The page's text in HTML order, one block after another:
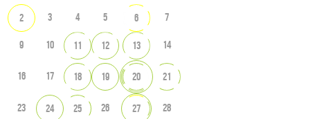
2 3 4 5 6 7
9 10 11 12 13 14
16 17 18 19 20 21
23 24 25 26 27 28